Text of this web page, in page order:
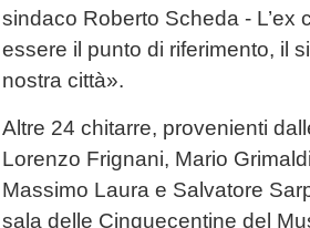
sindaco Roberto Scheda - L’ex
essere il punto di riferimento, il
nostra città».
Altre 24 chitarre, provenienti
Lorenzo Frignani, Mario
Massimo Laura e Salvatore
sala delle Cinquecentine del